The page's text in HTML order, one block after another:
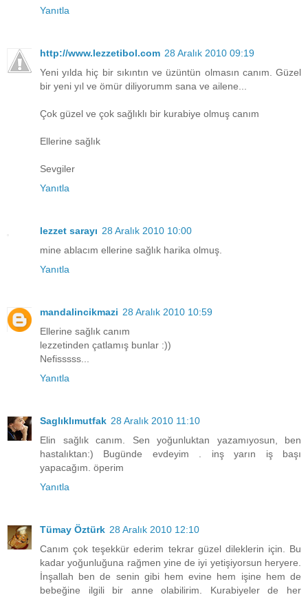
Yanıtla
http://www.lezzetibol.com 28 Aralık 2010 09:19
Yeni yılda hiç bir sıkıntın ve üzüntün olmasın canım. Güzel
bir yeni yıl ve ömür diliyorumm sana ve ailene...
Çok güzel ve çok sağlıklı bir kurabiye olmuş canım
Ellerine sağlık
Sevgiler
Yanıtla
lezzet sarayı 28 Aralık 2010 10:00
mine ablacım ellerine sağlık harika olmuş.
Yanıtla
mandalincikmazi 28 Aralık 2010 10:59
Ellerine sağlık canım
lezzetinden çatlamış bunlar :))
Nefisssss...
Yanıtla
Saglıklımutfak 28 Aralık 2010 11:10
Elin sağlık canım. Sen yoğunluktan yazamıyosun, ben
hastalıktan:) Bugünde evdeyim . inş yarın iş başı
yapacağım. öperim
Yanıtla
Tümay Öztürk 28 Aralık 2010 12:10
Canım çok teşekkür ederim tekrar güzel dileklerin için. Bu
kadar yoğunluğuna rağmen yine de iyi yetişiyorsun heryere.
İnşallah ben de senin gibi hem evine hem işine hem de
bebeğine ilgili bir anne olabilirim. Kurabiyeler de her